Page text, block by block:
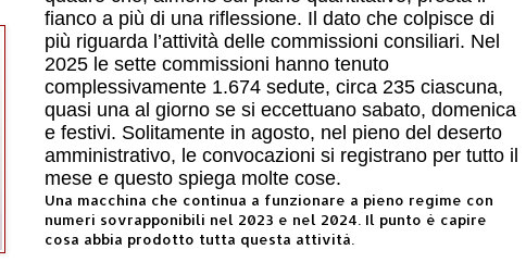
fianco a più di una riflessione. Il dato che colpisce di
più riguarda l’attività delle commissioni consiliari. Nel
2025 le sette commissioni hanno tenuto
complessivamente 1.674 sedute, circa 235 ciascuna,
quasi una al giorno se si eccettuano sabato, domenica
e festivi. Solitamente in agosto, nel pieno del deserto
amministrativo, le convocazioni si registrano per tutto il
mese e questo spiega molte cose.
Una macchina che continua a funzionare a pieno regime con
numeri sovrapponibili nel 2023 e nel 2024. Il punto è capire
cosa abbia prodotto tutta questa attività.